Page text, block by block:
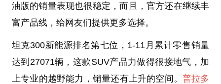
油版的销量表现也很稳定，而且，官方还在继续丰
富产品线，给网友们提供更多选择。
坦克300新能源排名第七位，1-11月累计零售销量
达到27071辆，这款SUV产品力做得很接地气，加
上专业的越野能力，销量还有上升的空间。普拉多